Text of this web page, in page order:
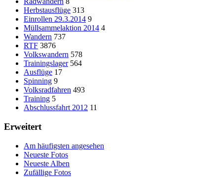
Herbstausflüge 313
Einrollen 29.3.2014 9
Müllsammelaktion 2014 4
Wandern 737
RTF 3876
Volkswandern 578
Trainingslager 564
Ausflüge 17
Spinning 9
Volksradfahren 493
Training 5
Abschlussfahrt 2012 11
Erweitert
Am häufigsten angesehen
Neueste Fotos
Neueste Alben
Zufällige Fotos